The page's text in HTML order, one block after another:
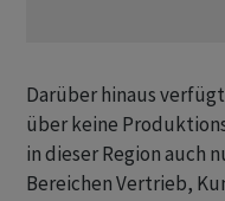
Darüber hinaus
über keine
in dieser Region auch
Bereichen Vertrieb,